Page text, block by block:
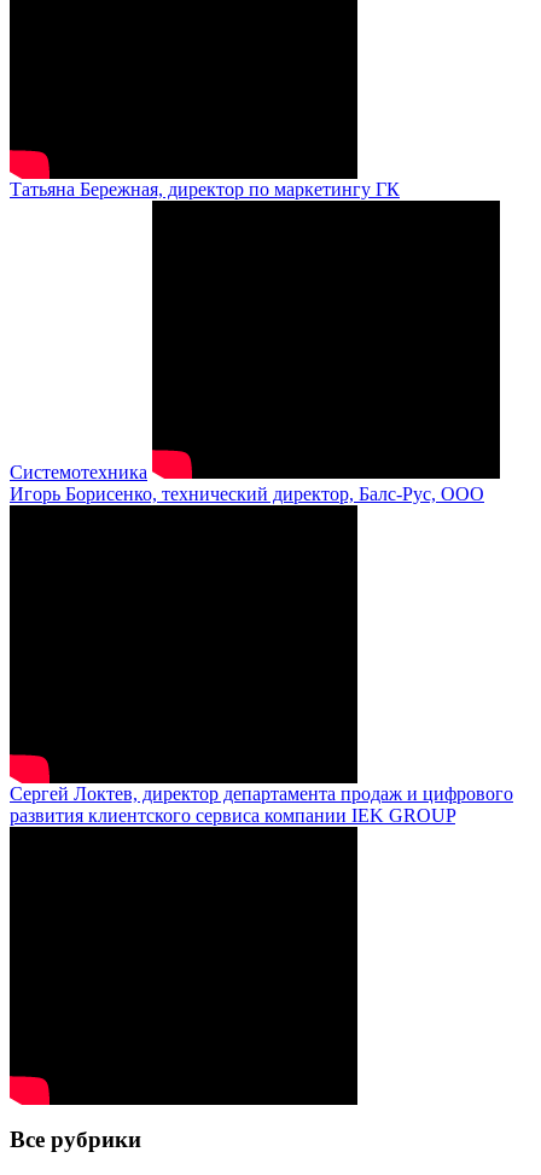
Татьяна Бережная, директор по маркетингу ГК
Системотехника
Игорь Борисенко, технический директор, Балс-Рус, ООО
Сергей Локтев, директор департамента продаж и цифрового
развития клиентского сервиса компании IEK GROUP
Все рубрики